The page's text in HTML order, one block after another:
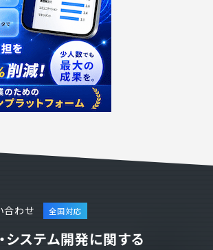
合わせ
システム開発に関する